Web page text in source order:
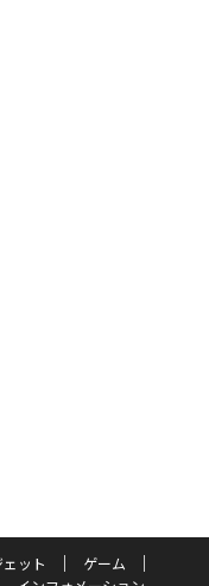
ット
ゲーム